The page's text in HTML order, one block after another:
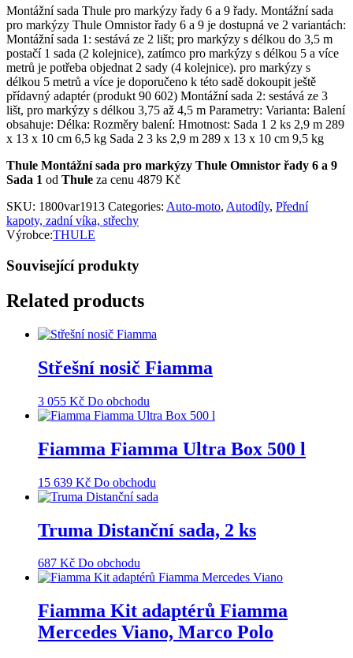
Montážní sada Thule pro markýzy řady 6 a 9 řady. Montážní sada
pro markýzy Thule Omnistor řady 6 a 9 je dostupná ve 2 variantách:
Montážní sada 1: sestává ze 2 lišt; pro markýzy s délkou do 3,5 m
postačí 1 sada (2 kolejnice), zatímco pro markýzy s délkou 5 a více
metrů je potřeba objednat 2 sady (4 kolejnice). pro markýzy s
délkou 5 metrů a více je doporučeno k této sadě dokoupit ještě
přídavný adaptér (produkt 90 602) Montážní sada 2: sestává ze 3
lišt, pro markýzy s délkou 3,75 až 4,5 m Parametry: Varianta: Balení
obsahuje: Délka: Rozměry balení: Hmotnost: Sada 1 2 ks 2,9 m 289
x 13 x 10 cm 6,5 kg Sada 2 3 ks 2,9 m 289 x 13 x 10 cm 9,5 kg
Thule Montážní sada pro markýzy Thule Omnistor řady 6 a 9
Sada 1 od Thule za cenu 4879 Kč
SKU: 1800var1913 Categories: Auto-moto, Autodíly, Přední
kapoty, zadní víka, střechy
Výrobce:THULE
Související produkty
Related products
Střešní nosič Fiamma
3 055 Kč Do obchodu
Fiamma Fiamma Ultra Box 500 l
15 639 Kč Do obchodu
Truma Distanční sada, 2 ks
687 Kč Do obchodu
Fiamma Kit adaptérů Fiamma
Mercedes Viano, Marco Polo